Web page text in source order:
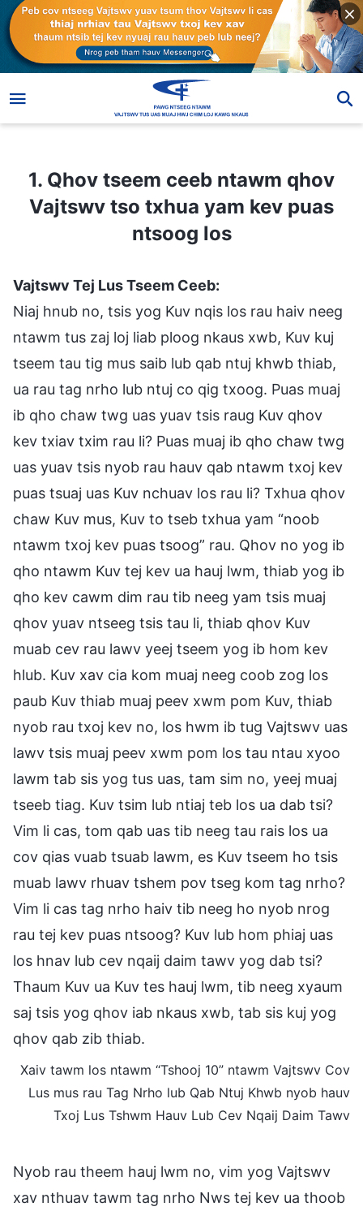
1. Qhov tseem ceeb ntawm qhov
Vajtswv tso txhua yam kev puas
ntsoog los
Vajtswv Tej Lus Tseem Ceeb:
Niaj hnub no, tsis yog Kuv nqis los rau haiv neeg
ntawm tus zaj loj liab ploog nkaus xwb, Kuv kuj
tseem tau tig mus saib lub qab ntuj khwb thiab,
ua rau tag nrho lub ntuj co qig txoog. Puas muaj
ib qho chaw twg uas yuav tsis raug Kuv qhov
kev txiav txim rau li? Puas muaj ib qho chaw twg
uas yuav tsis nyob rau hauv qab ntawm txoj kev
puas tsuaj uas Kuv nchuav los rau li? Txhua qhov
chaw Kuv mus, Kuv to tseb txhua yam “noob
ntawm txoj kev puas tsoog” rau. Qhov no yog ib
qho ntawm Kuv tej kev ua hauj lwm, thiab yog ib
qho kev cawm dim rau tib neeg yam tsis muaj
qhov yuav ntseeg tsis tau li, thiab qhov Kuv
muab cev rau lawv yeej tseem yog ib hom kev
hlub. Kuv xav cia kom muaj neeg coob zog los
paub Kuv thiab muaj peev xwm pom Kuv, thiab
nyob rau txoj kev no, los hwm ib tug Vajtswv uas
lawv tsis muaj peev xwm pom los tau ntau xyoo
lawm tab sis yog tus uas, tam sim no, yeej muaj
tseeb tiag. Kuv tsim lub ntiaj teb los ua dab tsi?
Vim li cas, tom qab uas tib neeg tau rais los ua
cov qias vuab tsuab lawm, es Kuv tseem ho tsis
muab lawv rhuav tshem pov tseg kom tag nrho?
Vim li cas tag nrho haiv tib neeg ho nyob nrog
rau tej kev puas ntsoog? Kuv lub hom phiaj uas
los hnav lub cev nqaij daim tawv yog dab tsi?
Thaum Kuv ua Kuv tes hauj lwm, tib neeg xyaum
saj tsis yog qhov iab nkaus xwb, tab sis kuj yog
qhov qab zib thiab.
Xaiv tawm los ntawm “Tshooj 10” ntawm Vajtswv Cov
Lus mus rau Tag Nrho lub Qab Ntuj Khwb nyob hauv
Txoj Lus Tshwm Hauv Lub Cev Nqaij Daim Tawv
Nyob rau theem hauj lwm no, vim yog Vajtswv
xav nthuav tawm tag nrho Nws tej kev ua thoob